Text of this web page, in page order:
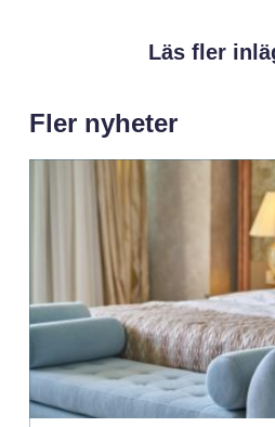
Läs fler
Fler nyheter